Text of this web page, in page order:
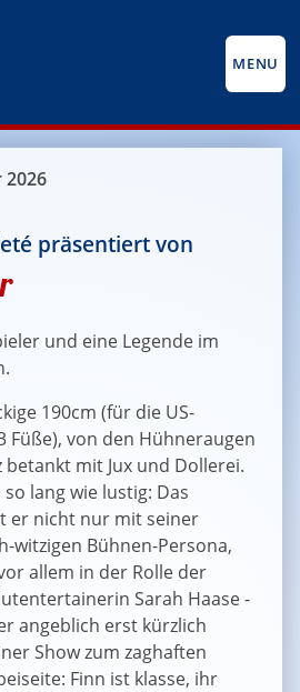
MENU
2026
präsentiert von
und eine Legende im
190cm (für die US-
Füße), von den Hühneraugen
betankt mit Jux und Dollerei.
lang wie lustig: Das
er nicht nur mit seiner
witzigen Bühnen-Persona,
allem in der Rolle der
Sarah Haase -
angeblich erst kürzlich
Show zum zaghaften
Finn ist klasse, ihr